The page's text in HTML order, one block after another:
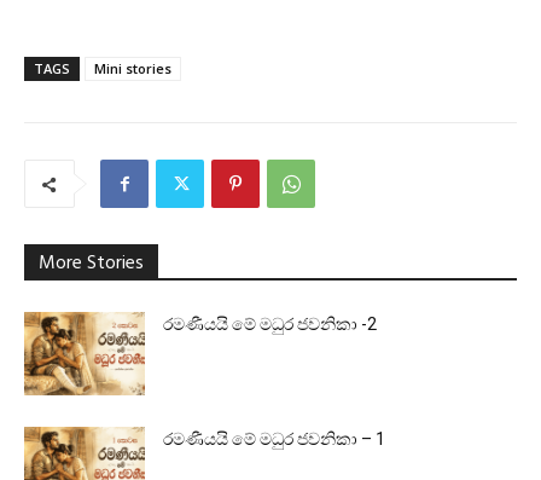
TAGS Mini stories
More Stories
රමණීයයි මේ මධුර ජවනිකා -2
රමණීයයි මේ මධුර ජවනිකා – 1